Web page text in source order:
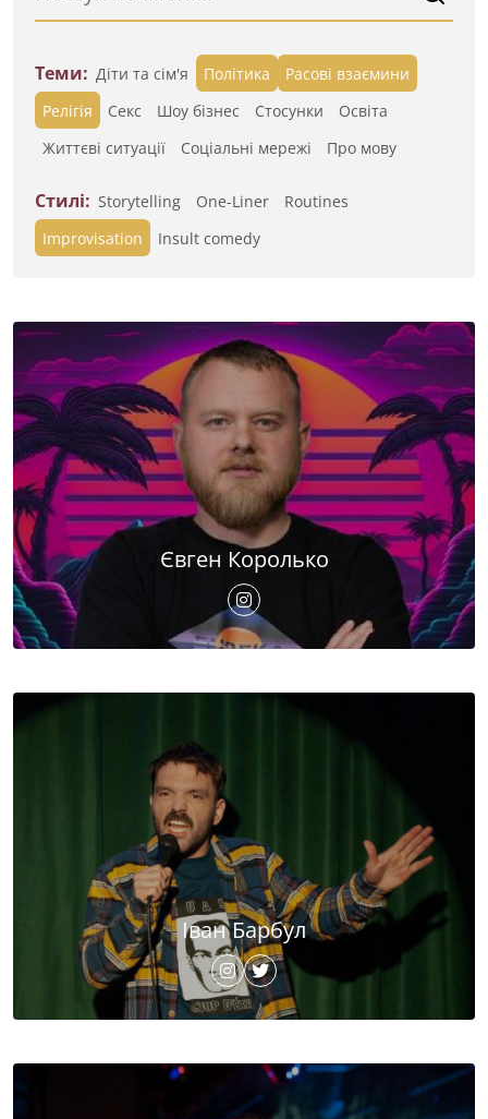
Теми: Діти та сім'я Політика
Расові взаємини
Релігія
Секс Шоу бізнес Стосунки
Освіта
Життєві ситуації
Cоціальні мережі Про мову
Стилі: Storytelling One-Liner
Routines
Improvisation
Insult comedy
Євген Королько
Іван Барбул